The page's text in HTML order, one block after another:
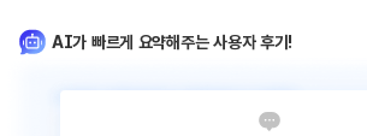
AI가 빠르게 요약해주는 사용자 후기!